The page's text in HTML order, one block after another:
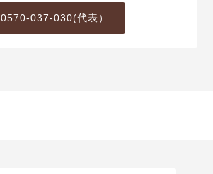
0570-037-030(代表）